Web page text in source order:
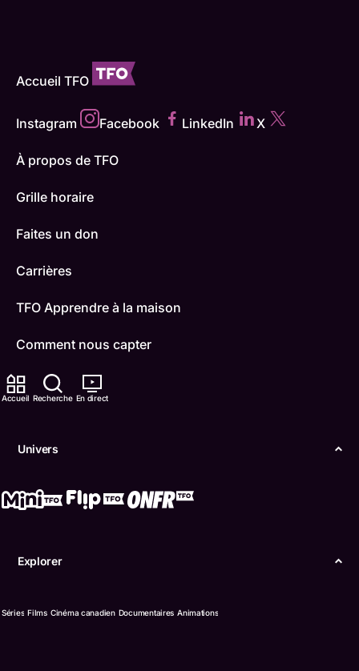
Accueil Recherche En direct
Univers
Explorer
Séries Films Cinéma canadien Documentaires Animations
Accueil TFO
Instagram Facebook LinkedIn X
À propos de TFO
Grille horaire
Faites un don
Carrières
TFO Apprendre à la maison
Comment nous capter
Contactez-nous
IDÉLLO
Boukili
Accessibilité